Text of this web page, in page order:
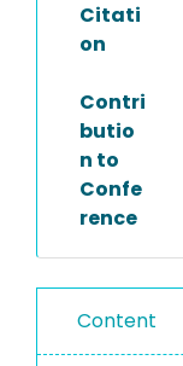
Citati
on
Contri
butio
n to
Confe
rence
Content